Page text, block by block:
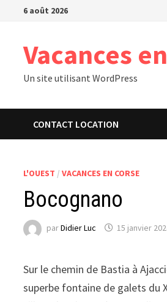
Passer6 août 2026
Vacances
Un site utilisant WordPress
CONTACT LOCATION
L'OUEST /VACANCES EN CORSE
Bocognano
parDidier Luc 15 janvier
Sur le chemin de Bastia à
superbe fontaine de galets du